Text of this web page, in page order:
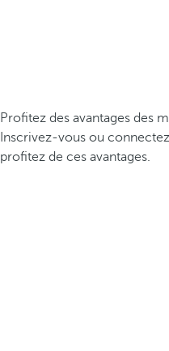
Profitez des avantages des
Inscrivez-vous ou
profitez de ces avantages.